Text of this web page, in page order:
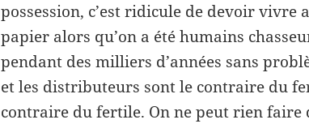
possession, c’est ridicule de devoir vivre
papier alors qu’on a été humains
pendant des milliers d’années sans
et les distributeurs sont le contraire du
contraire du fertile. On ne peut rien